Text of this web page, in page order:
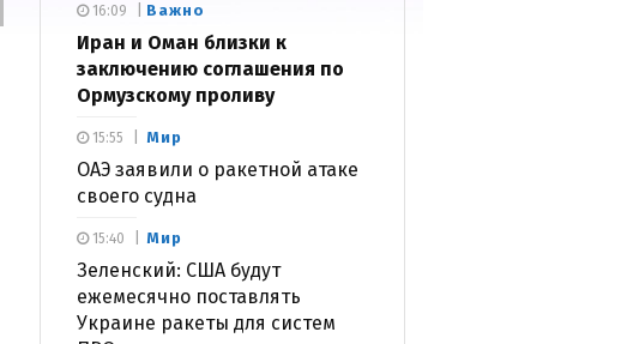
Важно
Иран и Оман близки к
заключению соглашения по
Ормузскому проливу
16:09
Мир
ОАЭ заявили о ракетной атаке
своего судна
15:55
Мир
Зеленский: США будут
ежемесячно поставлять
Украине ракеты для систем
15:40